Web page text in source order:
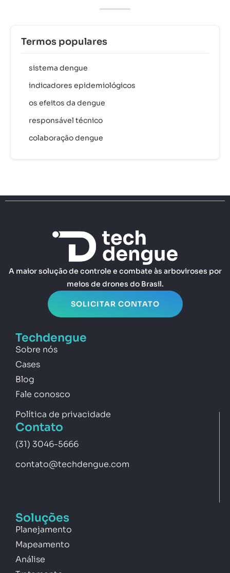
Termos populares
sistema dengue
indicadores epidemiológicos
os efeitos da dengue
responsável técnico
colaboração dengue
A maior solução de controle e combate às arboviroses por
meios de drones do Brasil.
SOLICITAR CONTATO
Techdengue
Sobre nós
Cases
Blog
Fale conosco
Política de privacidade
Contato
(31) 3046-5666
contato@techdengue.com
Soluções
Planejamento
Mapeamento
Análise